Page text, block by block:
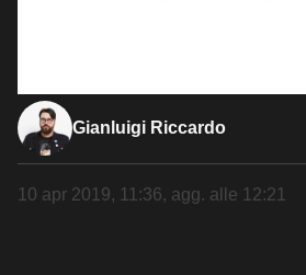
Gianluigi Riccardo
10 apr 2019, 11:36, agg. alle 12:21